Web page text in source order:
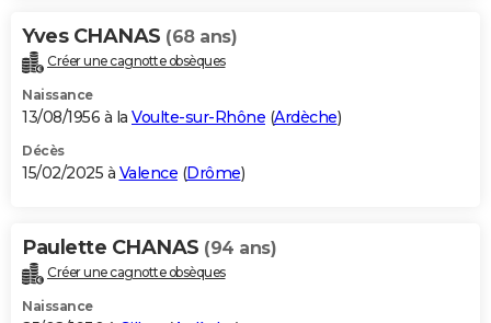
Yves CHANAS (68 ans)
Créer une cagnotte obsèques
Naissance
13/08/1956 à la Voulte-sur-Rhône (Ardèche)
Décès
15/02/2025 à Valence (Drôme)
Paulette CHANAS (94 ans)
Créer une cagnotte obsèques
Naissance